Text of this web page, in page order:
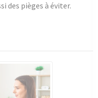
des pièges à éviter.